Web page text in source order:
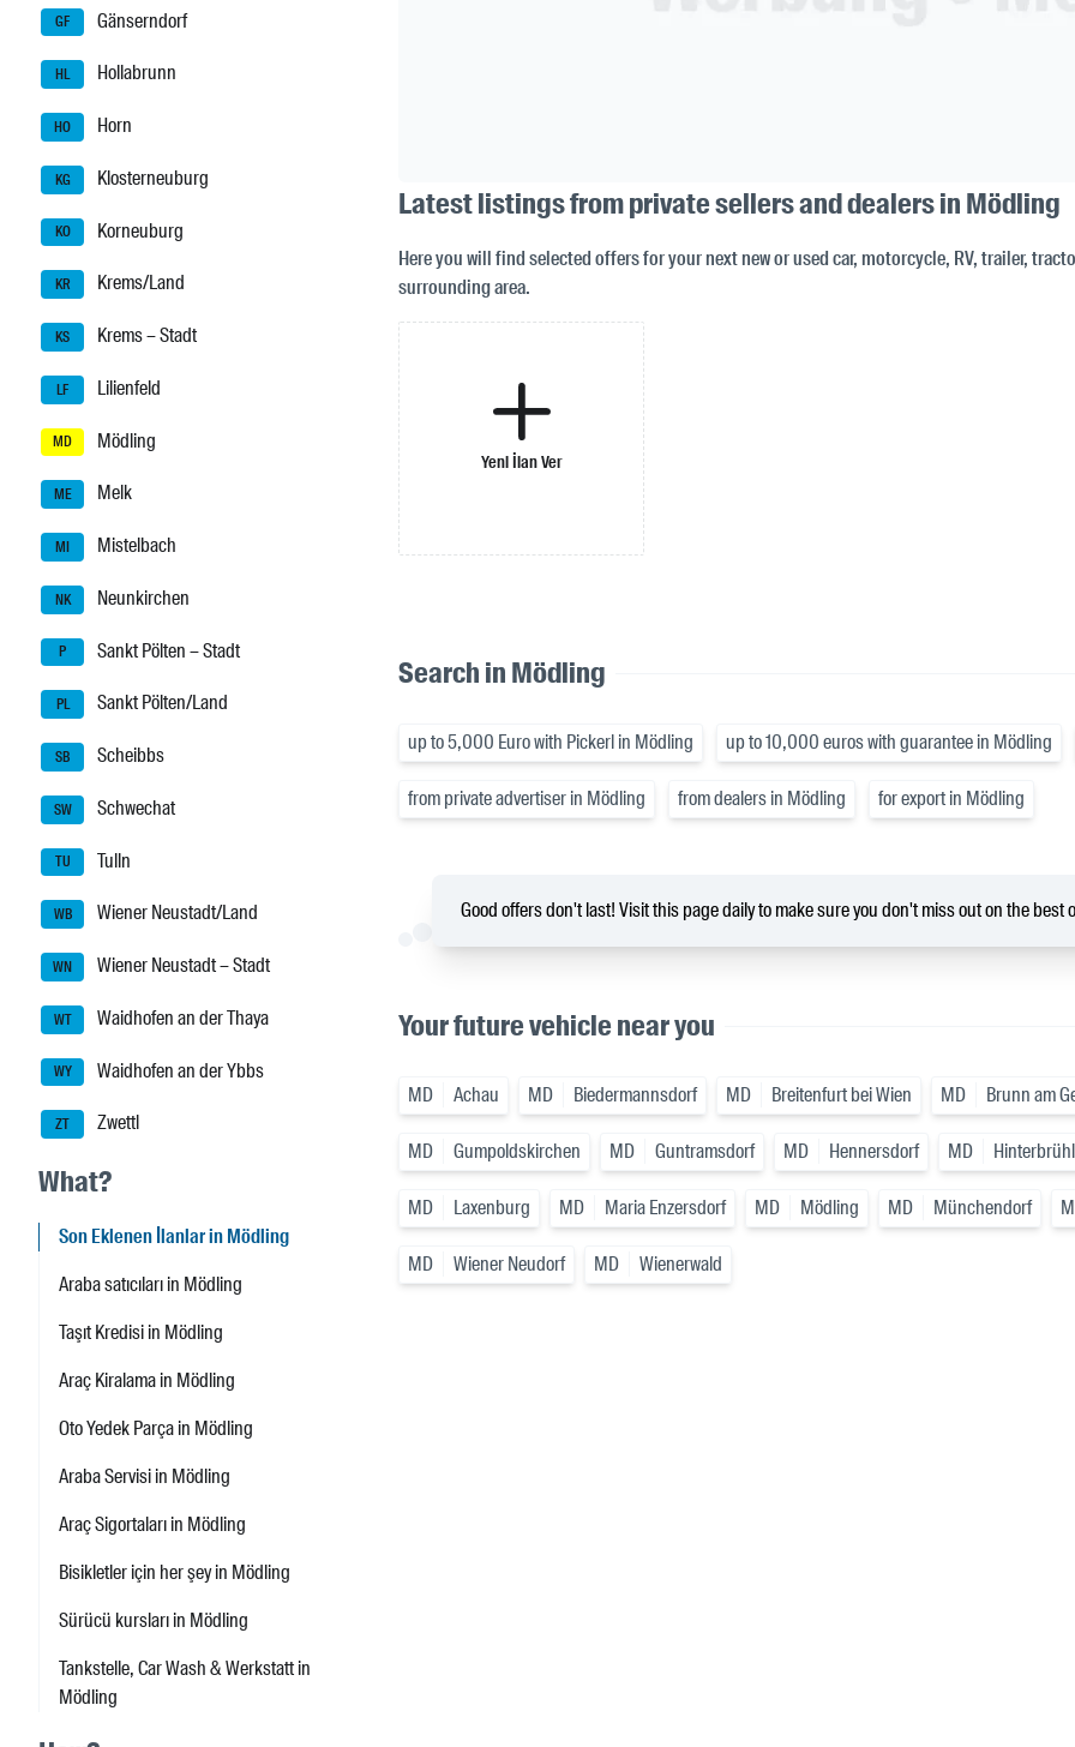
GF Gänserndorf
HL Hollabrunn
HO Horn
KG Klosterneuburg
KO Korneuburg
KR Krems/Land
KS Krems – Stadt
LF Lilienfeld
MD Mödling
ME Melk
MI Mistelbach
NK Neunkirchen
P Sankt Pölten – Stadt
PL Sankt Pölten/Land
SB Scheibbs
SW Schwechat
TU Tulln
WB Wiener Neustadt/Land
WN Wiener Neustadt – Stadt
WT Waidhofen an der Thaya
WY Waidhofen an der Ybbs
ZT Zwettl
What?
Son Eklenen İlanlar in Mödling
Araba satıcıları in Mödling
Taşıt Kredisi in Mödling
Araç Kiralama in Mödling
Oto Yedek Parça in Mödling
Araba Servisi in Mödling
Araç Sigortaları in Mödling
Bisikletler için her şey in Mödling
Sürücü kursları in Mödling
Tankstelle, Car Wash & Werkstatt in
Mödling
Latest listings from private sellers and dealers in Mödling
Here you will find selected offers for your next new or used car, motorcycle, RV, trailer,
surrounding area.
Yeni İlan Ver
Search in Mödling
up to 5,000 Euro with Pickerl in Mödling up to 10,000 euros with guarantee in Mödling
from private advertiser in Mödling from dealers in Mödling for export in Mödling
Good offers don't last! Visit this page daily to make sure you don't miss out on the best
Your future vehicle near you
MD Achau MD Biedermannsdorf MD Breitenfurt bei Wien MD Brunn am
MD Gumpoldskirchen MD Guntramsdorf MD Hennersdorf MD Hinterbrühl
MD Laxenburg MD Maria Enzersdorf MD Mödling MD Münchendorf
MD Wiener Neudorf MD Wienerwald